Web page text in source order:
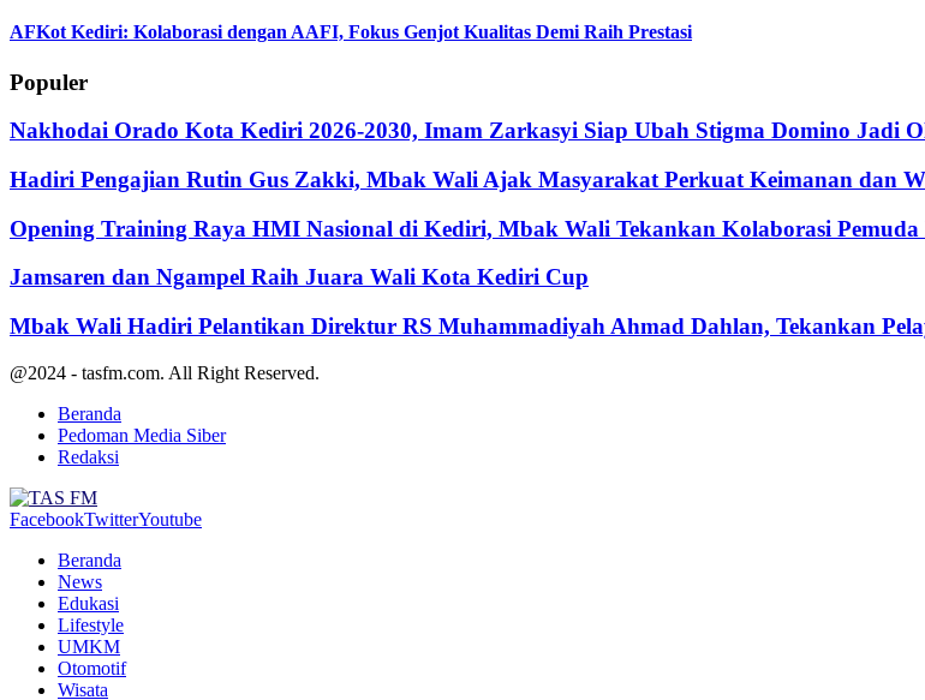
AFKot Kediri: Kolaborasi dengan AAFI, Fokus Genjot Kualitas Demi Raih Prestasi
Populer
Nakhodai Orado Kota Kediri 2026-2030, Imam Zarkasyi Siap Ubah Stigma Domino Jadi
Hadiri Pengajian Rutin Gus Zakki, Mbak Wali Ajak Masyarakat Perkuat Keimanan dan
Opening Training Raya HMI Nasional di Kediri, Mbak Wali Tekankan Kolaborasi Pemuda
Jamsaren dan Ngampel Raih Juara Wali Kota Kediri Cup
Mbak Wali Hadiri Pelantikan Direktur RS Muhammadiyah Ahmad Dahlan, Tekankan
@2024 - tasfm.com. All Right Reserved.
Beranda
Pedoman Media Siber
Redaksi
FacebookTwitterYoutube
Beranda
News
Edukasi
Lifestyle
UMKM
Otomotif
Wisata